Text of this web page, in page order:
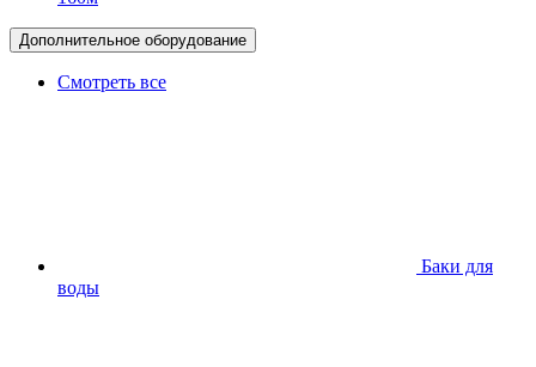
Дополнительное оборудование
Смотреть все
Баки для
воды